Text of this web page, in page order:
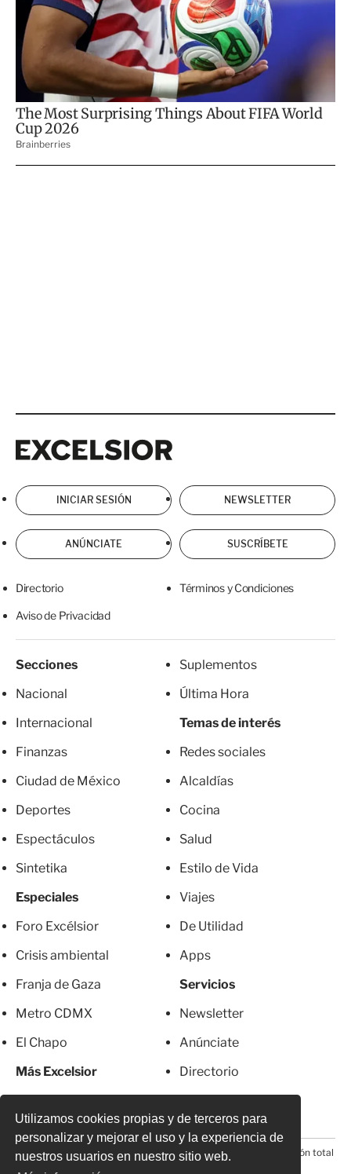
Utilizamos cookies propias y de terceros para
personalizar y mejorar el uso y la experiencia de
nuestros usuarios en nuestro sitio web.
INICIAR SESIÓN NEWSLETTER
ANÚNCIATE SUSCRÍBETE
Directorio Términos y Condiciones
Aviso de Privacidad
Secciones
Nacional
Internacional
Finanzas
Ciudad de México
Deportes
Espectáculos
Sintetika
Especiales
Foro Excélsior
Crisis ambiental
Franja de Gaza
Metro CDMX
El Chapo
Más Excelsior
Suplementos
Última Hora
Temas de interés
Redes sociales
Alcaldías
Cocina
Salud
Estilo de Vida
Viajes
De Utilidad
Apps
Servicios
Newsletter
Anúnciate
Directorio
© 2026 Todos los derechos reservados. Prohibida la reproducción total
o parcial, incluyendo cualquier medio electrónico*